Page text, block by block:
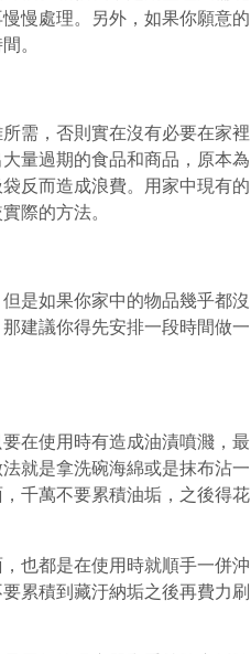
慢處理。另外，如果你願意的
。
需，否則實在沒有必要在家裡
量過期的食品和商品，原本為
反而造成浪費。用家中現有的
際的方法。
是如果你家中的物品幾乎都沒
建議你得先安排一段時間做一
在使用時有造成油漬噴濺，最
就是拿洗碗海綿或是抹布沾一
千萬不要累積油垢，之後得花
也都是在使用時就順手一併沖
累積到藏汙納垢之後再費力刷